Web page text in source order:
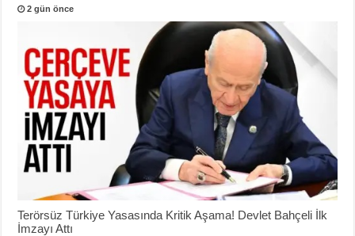
2 gün önce
Terörsüz Türkiye Yasasında Kritik Aşama! Devlet Bahçeli İlk
İmzayı Attı